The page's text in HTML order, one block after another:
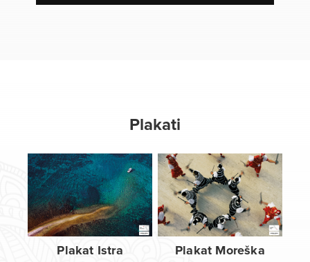
Plakati
Plakat Istra Plakat Moreška